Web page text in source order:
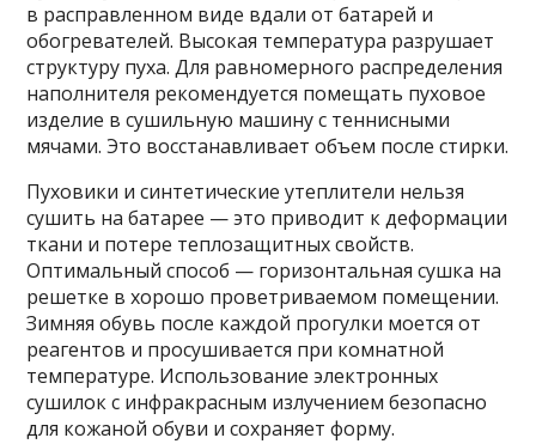
в расправленном виде вдали от батарей и
обогревателей. Высокая температура разрушает
структуру пуха. Для равномерного распределения
наполнителя рекомендуется помещать пуховое
изделие в сушильную машину с теннисными
мячами. Это восстанавливает объем после стирки.
Пуховики и синтетические утеплители нельзя
сушить на батарее — это приводит к деформации
ткани и потере теплозащитных свойств.
Оптимальный способ — горизонтальная сушка на
решетке в хорошо проветриваемом помещении.
Зимняя обувь после каждой прогулки моется от
реагентов и просушивается при комнатной
температуре. Использование электронных
сушилок с инфракрасным излучением безопасно
для кожаной обуви и сохраняет форму.